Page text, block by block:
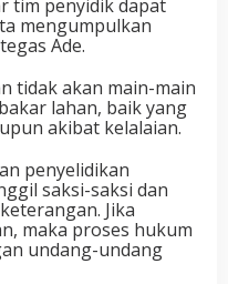
tim penyidik dapat
mengumpulkan
Ade.
tidak akan main-main
lahan, baik yang
akibat kelalaian.
penyelidikan
saksi-saksi dan
Jika
maka proses hukum
undang-undang